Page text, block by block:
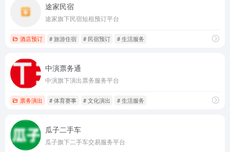
途家民宿
途家旗下民宿短租预订平台
酒店预订 # 旅游住宿 # 民宿预订 # 生活服务
中演票务通
中演旗下演出票务服务平台
票务演出 # 体育赛事 # 文化演出 # 生活服务
瓜子二手车
瓜子旗下二手车交易服务平台